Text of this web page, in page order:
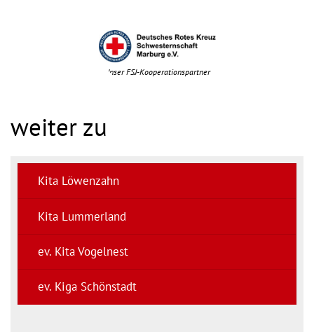
Unser FSJ-Kooperationspartner
weiter zu
Kita Löwenzahn
Kita Lummerland
ev. Kita Vogelnest
ev. Kiga Schönstadt